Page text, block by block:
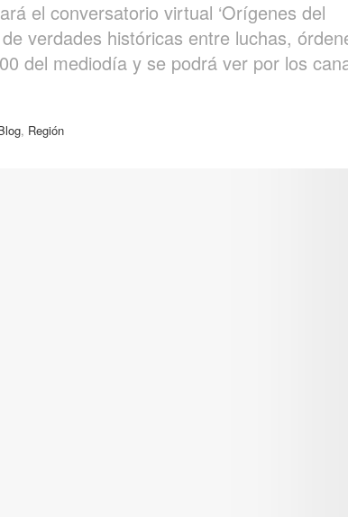
el conversatorio virtual ‘Orígenes del
verdades históricas entre luchas,
del mediodía y se podrá ver por los
, Región